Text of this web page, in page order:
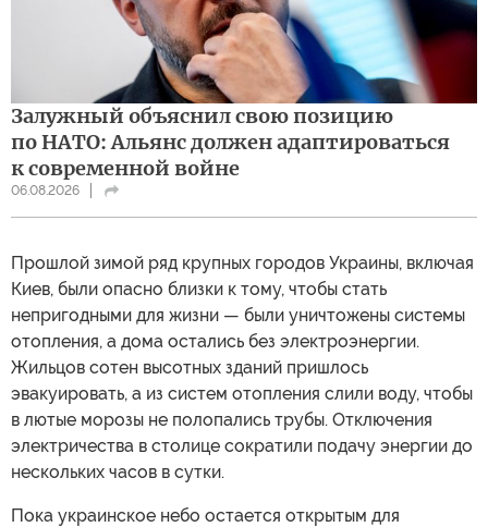
Залужный объяснил свою позицию
по НАТО: Альянс должен адаптироваться
к современной войне
06.08.2026
Прошлой зимой ряд крупных городов Украины, включая
Киев, были опасно близки к тому, чтобы стать
непригодными для жизни — были уничтожены системы
отопления, а дома остались без электроэнергии.
Жильцов сотен высотных зданий пришлось
эвакуировать, а из систем отопления слили воду, чтобы
в лютые морозы не полопались трубы. Отключения
электричества в столице сократили подачу энергии до
нескольких часов в сутки.
Пока украинское небо остается открытым для